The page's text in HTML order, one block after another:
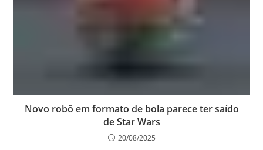
Novo robô em formato de bola parece ter saído
de Star Wars
20/08/2025